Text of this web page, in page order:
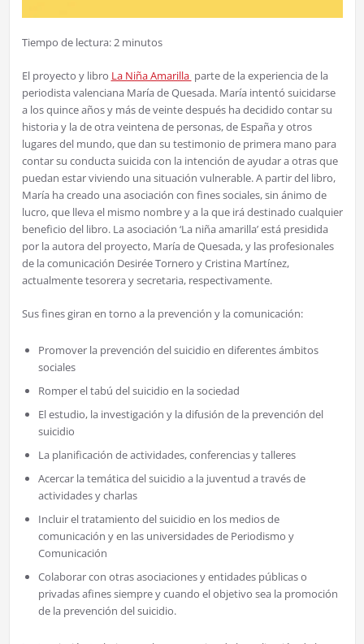
Tiempo de lectura:2 minutos
El proyecto y libro La Niña Amarilla parte de la experiencia de la
periodista valenciana María de Quesada. María intentó suicidarse
a los quince años y más de veinte después ha decidido contar su
historia y la de otra veintena de personas, de España y otros
lugares del mundo, que dan su testimonio de primera mano para
contar su conducta suicida con la intención de ayudar a otras que
puedan estar viviendo una situación vulnerable. A partir del libro,
María ha creado una asociación con fines sociales, sin ánimo de
lucro, que lleva el mismo nombre y a la que irá destinado cualquier
beneficio del libro. La asociación ‘La niña amarilla’ está presidida
por la autora del proyecto, María de Quesada, y las profesionales
de la comunicación Desirée Tornero y Cristina Martínez,
actualmente tesorera y secretaria, respectivamente.
Sus fines giran en torno a la prevención y la comunicación:
Promover la prevención del suicidio en diferentes ámbitos
sociales
Romper el tabú del suicidio en la sociedad
El estudio, la investigación y la difusión de la prevención del
suicidio
La planificación de actividades, conferencias y talleres
Acercar la temática del suicidio a la juventud a través de
actividades y charlas
Incluir el tratamiento del suicidio en los medios de
comunicación y en las universidades de Periodismo y
Comunicación
Colaborar con otras asociaciones y entidades públicas o
privadas afines siempre y cuando el objetivo sea la promoción
de la prevención del suicidio.